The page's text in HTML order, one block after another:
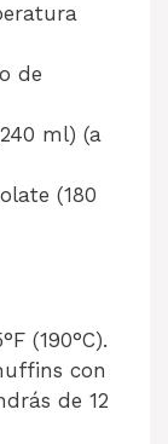
de
ml) (a
(180
(190°C).
con
de 12